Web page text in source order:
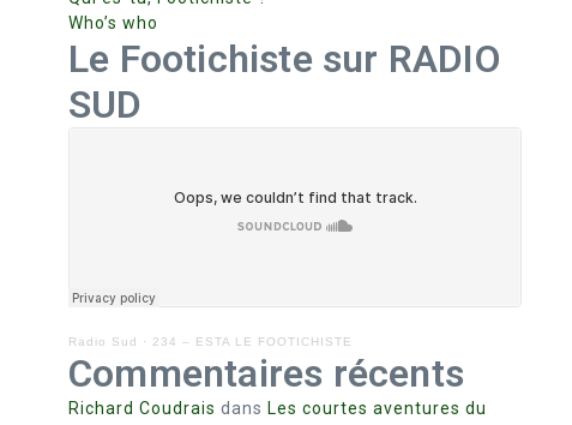
Who’s who
Le Footichiste sur RADIO
SUD
Radio Sud · 234 – ESTA LE FOOTICHISTE
Commentaires récents
Richard Coudrais dans Les courtes aventures du